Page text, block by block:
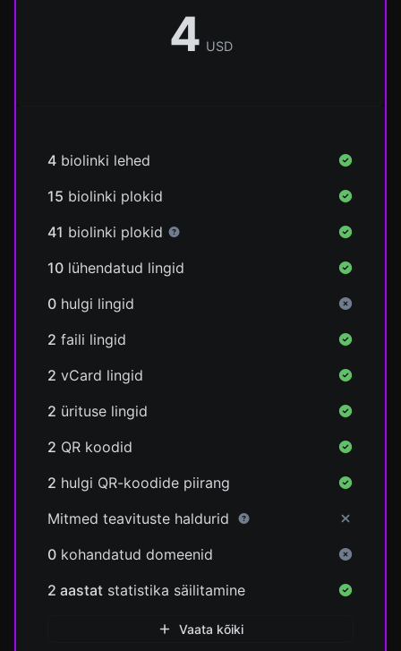
4 USD
4 biolinki lehed
15 biolinki plokid
41 biolinki plokid
10 lühendatud lingid
0 hulgi lingid
2 faili lingid
2 vCard lingid
2 ürituse lingid
2 QR koodid
2 hulgi QR-koodide piirang
Mitmed teavituste haldurid
0 kohandatud domeenid
2 aastat statistika säilitamine
Vaata kõiki